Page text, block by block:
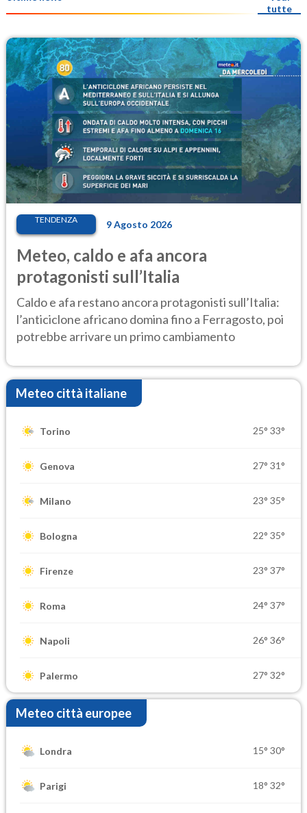
tutte
TENDENZA 9 Agosto 2026
Meteo, caldo e afa ancora
protagonisti sull’Italia
Caldo e afa restano ancora protagonisti sull’Italia:
l’anticiclone africano domina fino a Ferragosto, poi
potrebbe arrivare un primo cambiamento
Meteo città italiane
Torino 25° 33°
Genova 27° 31°
Milano 23° 35°
Bologna 22° 35°
Firenze 23° 37°
Roma 24° 37°
Napoli 26° 36°
Palermo 27° 32°
Meteo città europee
Londra 15° 30°
Parigi 18° 32°